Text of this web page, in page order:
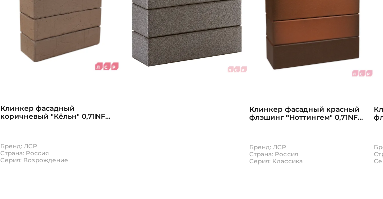
Клинкер фасадный
коричневый "Кёльн" 0,71NF
Бренд: ЛСР
Страна: Россия
Серия: Возрождение
Клинкер фасадный красный
флэшинг "Ноттингем" 0,71NF
Бренд: ЛСР
Страна: Россия
Серия: Классика